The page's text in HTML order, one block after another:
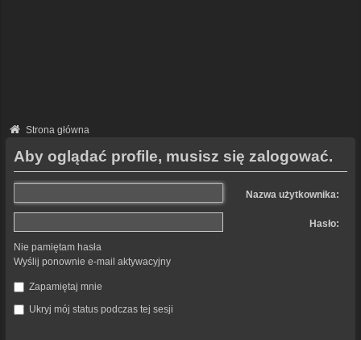
Strona główna
Aby oglądać profile, musisz się zalogować.
Nazwa użytkownika:
Hasło:
Nie pamiętam hasła
Wyślij ponownie e-mail aktywacyjny
Zapamiętaj mnie
Ukryj mój status podczas tej sesji